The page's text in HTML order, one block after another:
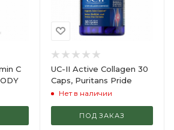
C
UC-II Active Collagen 30
Caps, Puritans Pride
Нет в наличии
ПОД ЗАКАЗ